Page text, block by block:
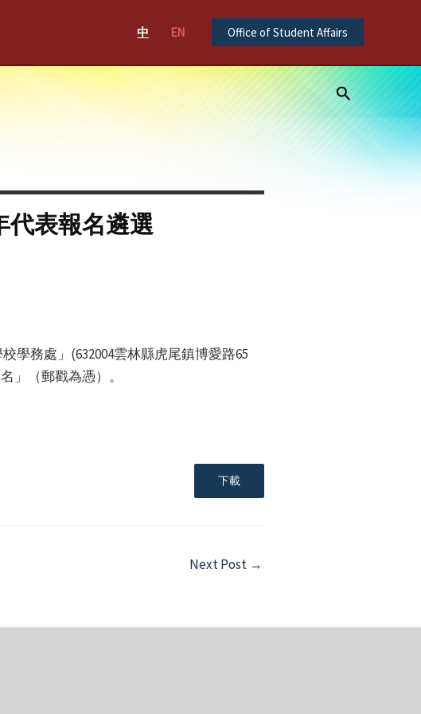
中 EN Office of Student Affairs
Search
代表報名遴選
學務處」(632004雲林縣虎尾鎮博愛路65
」（郵戳為憑）。
下載
Next Post →